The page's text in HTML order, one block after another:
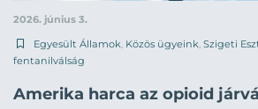
2026. június 3.
Egyesült Államok, Közös ügyeink, Szigeti
fentanilválság
Amerika harca az opioid